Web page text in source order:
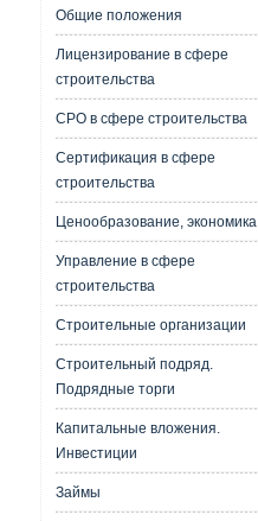
Общие положения
Лицензирование в сфере
строительства
СРО в сфере строительства
Сертификация в сфере
строительства
Ценообразование, экономика
Управление в сфере
строительства
Строительные организации
Строительный подряд.
Подрядные торги
Капитальные вложения.
Инвестиции
Займы